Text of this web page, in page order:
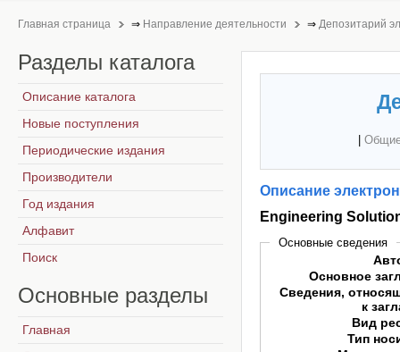
Главная страница ⇒ Направление деятельности ⇒ Депозитарий
Описание
Engineering
Основные сведения
Основное
Сведения,
к
Вид
Тип
Разделы каталога
Описание каталога
Новые поступления
Периодические издания
Производители
Год издания
Алфавит
Поиск
Основные разделы
Главная